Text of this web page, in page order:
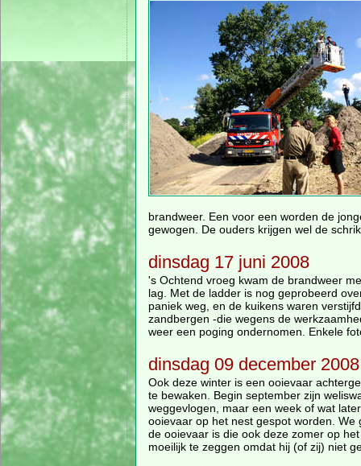
brandweer. Een voor een worden de
gewogen. De ouders krijgen wel de
dinsdag 17 juni 2008
's Ochtend vroeg kwam de brandweer
lag. Met de ladder is nog geprobeerd
paniek weg, en de kuikens waren
zandbergen -die wegens de
weer een poging ondernomen. Enkele
dinsdag 09 december 2008
Ook deze winter is een ooievaar
te bewaken. Begin september zijn
weggevlogen, maar een week of wat
ooievaar op het nest gespot worden. We
de ooievaar is die ook deze zomer op
moeilijk te zeggen omdat hij (of zij) niet